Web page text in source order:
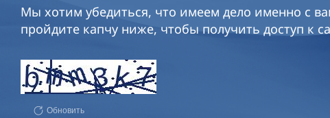
Мы хотим убедиться, что имеем дело именно с
пройдите капчу ниже, чтобы получить доступ к
Обновить